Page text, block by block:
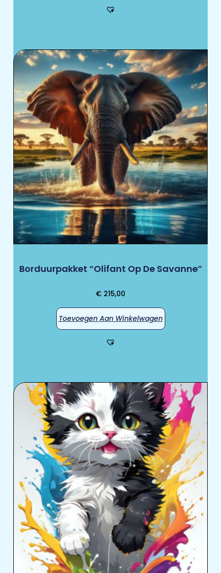
Borduurpakket “Olifant Op De Savanne”
€ 215,00
Toevoegen Aan Winkelwagen